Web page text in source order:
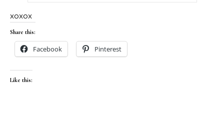
xoxox
Share this:
Facebook Pinterest
Like this: